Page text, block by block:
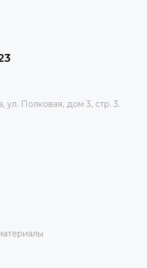
ул. Полковая, дом 3, стр. 3.